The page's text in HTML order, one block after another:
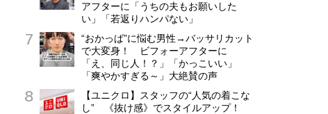
アフターに「うちの夫もお願いした
い」「若返りハンパない」
“おかっぱ”に悩む男性→バッサリカット
で大変身！ ビフォーアフターに
「え、同じ人！？」「かっこいい」
「爽やかすぎる～」大絶賛の声
【ユニクロ】スタッフの“人気の着こな
し” 《抜け感》でスタイルアップ！